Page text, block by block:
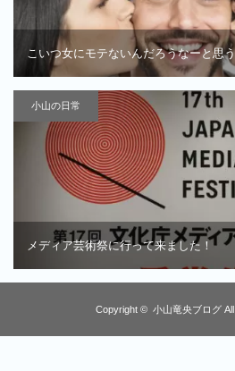
こいつ女にモテないんだろうなーと思
小山の日常
メディア芸術祭に行って来ました！
Copyright © 小山竜央ブログAll